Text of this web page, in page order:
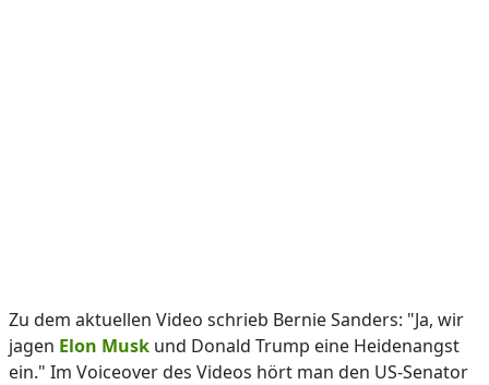
Zu dem aktuellen Video schrieb Bernie Sanders: "Ja, wir
jagen Elon Musk und Donald Trump eine Heidenangst
ein." Im Voiceover des Videos hört man den US-Senator